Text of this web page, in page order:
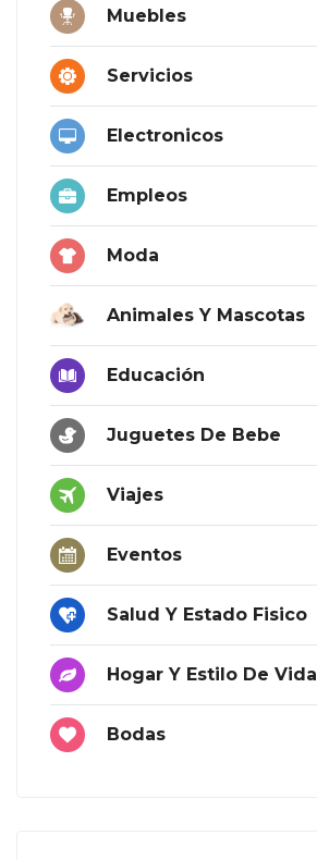
Muebles
Servicios
Electronicos
Empleos
Moda
Animales Y Mascotas
Educación
Juguetes De Bebe
Viajes
Eventos
Salud Y Estado Fisico
Hogar Y Estilo De Vida
Bodas